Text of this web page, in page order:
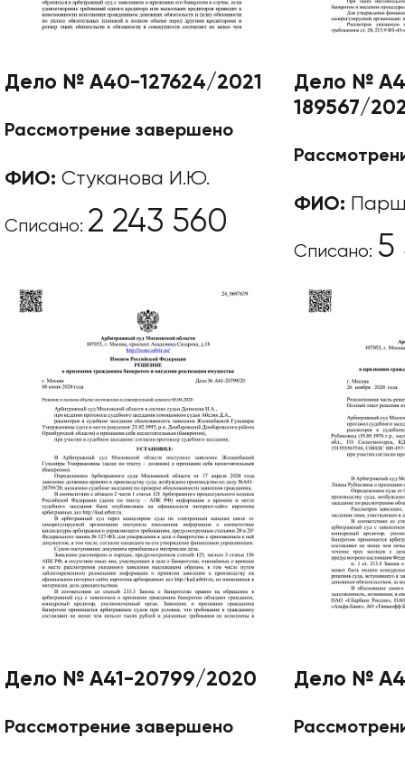
Дело № А40-127624/2021
Рассмотрение завершено
ФИО: Стуканова И.Ю.
Списано: 2 243 560
Дело №
189567/
ФИО:
Списано: 5
Дело № А41-20799/2020
Рассмотрение завершено
Дело №